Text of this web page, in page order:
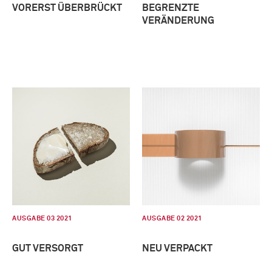
VORERST ÜBERBRÜCKT
BEGRENZTE
VERÄNDERUNG
AUSGABE 03 2021
GUT VERSORGT
AUSGABE 02 2021
NEU VERPACKT